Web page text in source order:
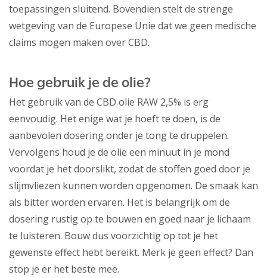
toepassingen sluitend. Bovendien stelt de strenge
wetgeving van de Europese Unie dat we geen medische
claims mogen maken over CBD.
Hoe gebruik je de olie?
Het gebruik van de CBD olie RAW 2,5% is erg
eenvoudig. Het enige wat je hoeft te doen, is de
aanbevolen dosering onder je tong te druppelen.
Vervolgens houd je de olie een minuut in je mond
voordat je het doorslikt, zodat de stoffen goed door je
slijmvliezen kunnen worden opgenomen. De smaak kan
als bitter worden ervaren. Het is belangrijk om de
dosering rustig op te bouwen en goed naar je lichaam
te luisteren. Bouw dus voorzichtig op tot je het
gewenste effect hebt bereikt. Merk je geen effect? Dan
stop je er het beste mee.